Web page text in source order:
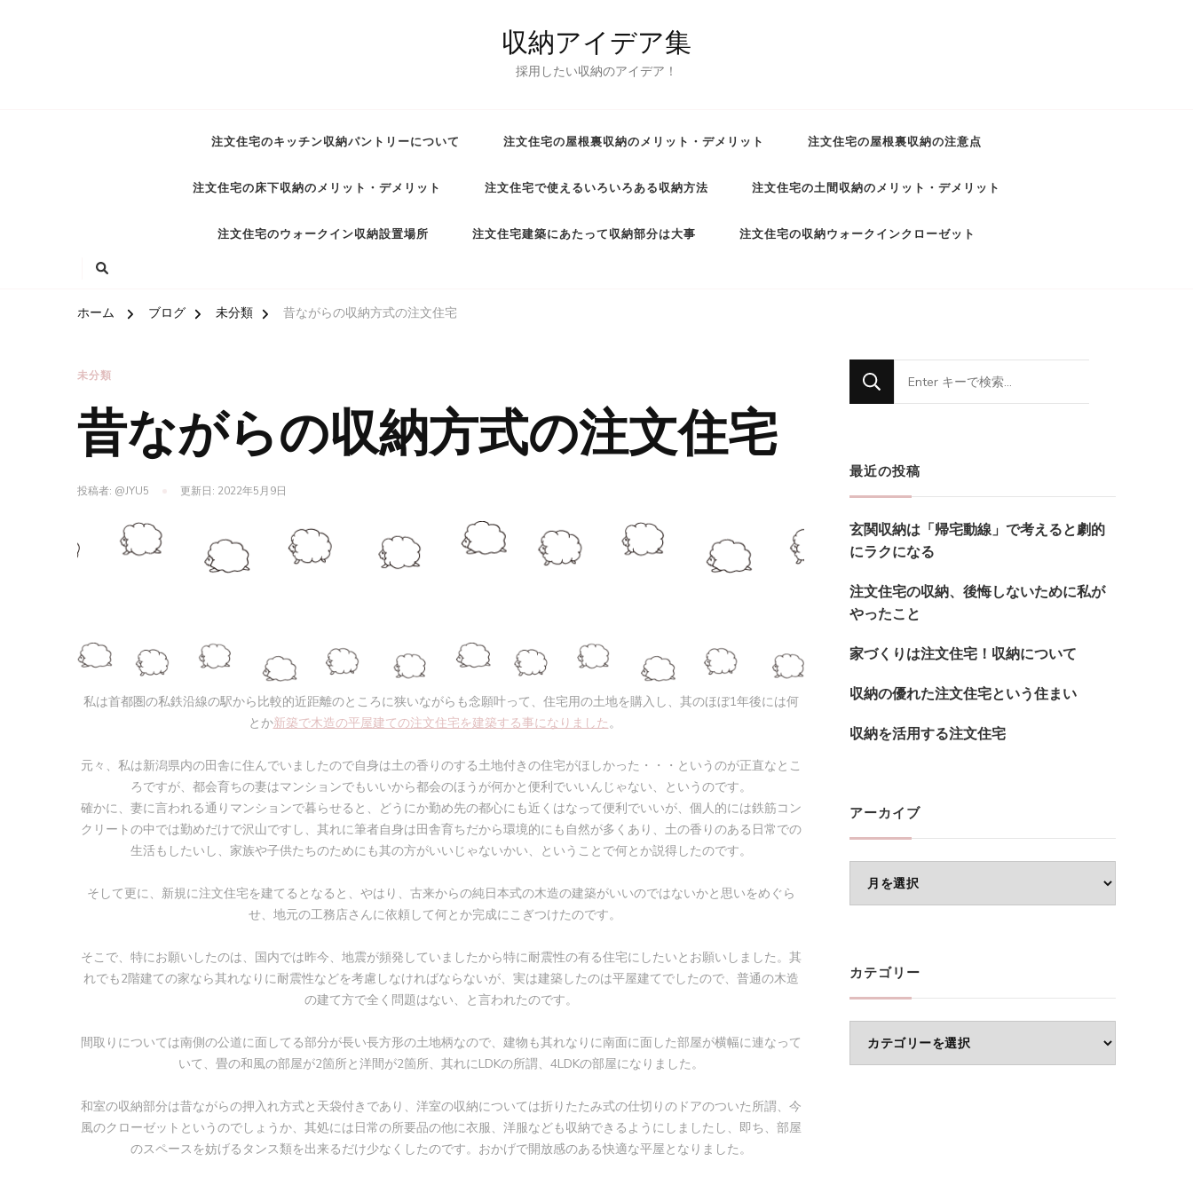
収納アイデア集
採用したい収納のアイデア！
注文住宅のキッチン収納パントリーについて 注文住宅の屋根裏収納のメリット・デメリット 注文住宅の屋根裏収納の注意点
注文住宅の床下収納のメリット・デメリット 注文住宅で使えるいろいろある収納方法 注文住宅の土間収納のメリット・デメリット
注文住宅のウォークイン収納設置場所 注文住宅建築にあたって収納部分は大事 注文住宅の収納ウォークインクローゼット
ホーム ブログ 未分類 昔ながらの収納方式の注文住宅
未分類
昔ながらの収納方式の注文住宅
投稿者: @JYU5 更新日: 2022年5月9日
私は首都圏の私鉄沿線の駅から比較的近距離のところに狭いながらも念願叶って、住宅用の土地を購入し、其のほぼ1年後には何
とか新築で木造の平屋建ての注文住宅を建築する事になりました。
元々、私は新潟県内の田舎に住んでいましたので自身は土の香りのする土地付きの住宅がほしかった・・・というのが正直なとこ
ろですが、都会育ちの妻はマンションでもいいから都会のほうが何かと便利でいいんじゃない、というのです。
確かに、妻に言われる通りマンションで暮らせると、どうにか勤め先の都心にも近くはなって便利でいいが、個人的には鉄筋コン
クリートの中では勤めだけで沢山ですし、其れに筆者自身は田舎育ちだから環境的にも自然が多くあり、土の香りのある日常での
生活もしたいし、家族や子供たちのためにも其の方がいいじゃないかい、ということで何とか説得したのです。
そして更に、新規に注文住宅を建てるとなると、やはり、古来からの純日本式の木造の建築がいいのではないかと思いをめぐら
せ、地元の工務店さんに依頼して何とか完成にこぎつけたのです。
そこで、特にお願いしたのは、国内では昨今、地震が頻発していましたから特に耐震性の有る住宅にしたいとお願いしました。其
れでも2階建ての家なら其れなりに耐震性などを考慮しなければならないが、実は建築したのは平屋建てでしたので、普通の木造
の建て方で全く問題はない、と言われたのです。
間取りについては南側の公道に面してる部分が長い長方形の土地柄なので、建物も其れなりに南面に面した部屋が横幅に連なって
いて、畳の和風の部屋が2箇所と洋間が2箇所、其れにLDKの所謂、4LDKの部屋になりました。
和室の収納部分は昔ながらの押入れ方式と天袋付きであり、洋室の収納については折りたたみ式の仕切りのドアのついた所謂、今
風のクローゼットというのでしょうか、其処には日常の所要品の他に衣服、洋服なども収納できるようにしましたし、即ち、部屋
のスペースを妨げるタンス類を出来るだけ少なくしたのです。おかげで開放感のある快適な平屋となりました。
に
探
で
す
か
?
最近の投稿
玄関収納は「帰宅動線」で考えると劇的
にラクになる
注文住宅の収納、後悔しないために私が
やったこと
家づくりは注文住宅！収納について
収納の優れた注文住宅という住まい
収納を活用する注文住宅
アーカイブ
ー
ブ
カテゴリー
テ